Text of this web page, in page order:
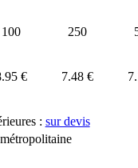
100 250
€ 7.48 €
: sur devis